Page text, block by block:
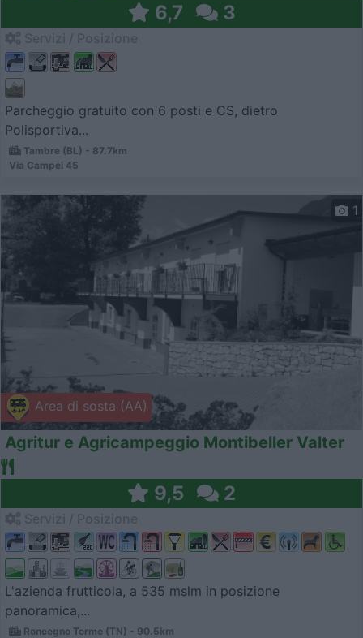
6,7 3
Parcheggio gratuito con 6 posti e CS, dietro
Polisportiva...
Tambre (BL) - 87.7km
Via Campei 45
Area di sosta (AA)
1
Agritur e Agricampeggio Montibeller Valter
9,5 2
L'azienda frutticola, a 535 mslm in posizione
panoramica,...
Roncegno Terme (TN) - 90.5km